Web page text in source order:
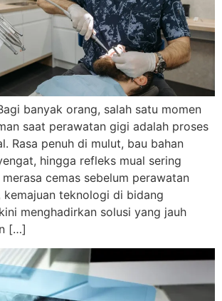
banyak orang, salah satu momen
saat perawatan gigi adalah proses
Rasa penuh di mulut, bau bahan
hingga refleks mual sering
cemas sebelum perawatan
kemajuan teknologi di bidang
menghadirkan solusi yang jauh
[…]